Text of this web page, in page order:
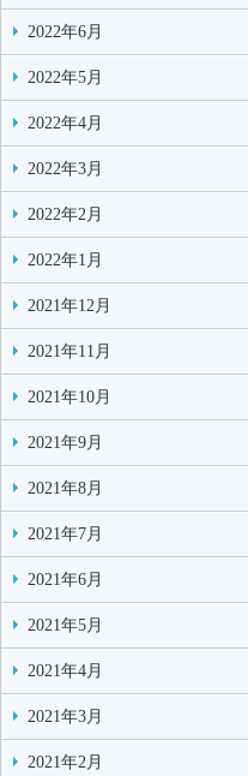
2022年6月
2022年5月
2022年4月
2022年3月
2022年2月
2022年1月
2021年12月
2021年11月
2021年10月
2021年9月
2021年8月
2021年7月
2021年6月
2021年5月
2021年4月
2021年3月
2021年2月